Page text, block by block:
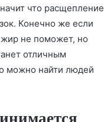
что расщепление
Конечно же если
не поможет, но
отличным
можно найти людей